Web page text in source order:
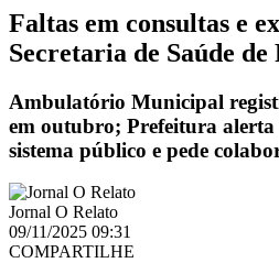
Faltas em consultas e
Secretaria de Saúde de
Ambulatório Municipal
em outubro; Prefeitura
sistema público e pede
Jornal O Relato
09/11/2025 09:31
COMPARTILHE